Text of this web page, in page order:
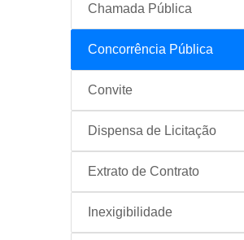
Chamada Pública
Concorrência Pública
Convite
Dispensa de Licitação
Extrato de Contrato
Inexigibilidade